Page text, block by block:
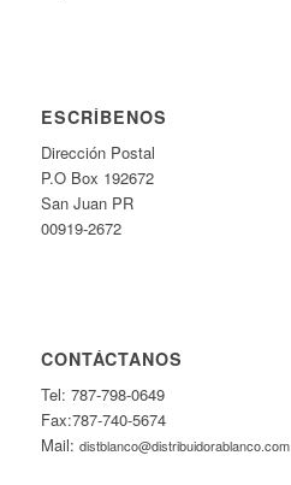
ESCRÍBENOS
Dirección Postal
P.O Box 192672
San Juan PR
00919-2672
CONTÁCTANOS
Tel: 787-798-0649
Fax:787-740-5674
Mail: distblanco@distribuidorablanco.com